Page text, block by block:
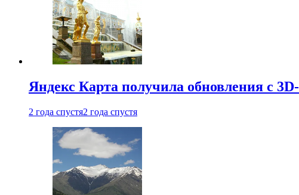
Яндекс Карта получила обновления с
2 года спустя2 года спустя